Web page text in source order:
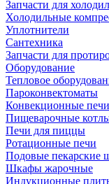
Запчасти для
Холодильные
Уплотнители
Сантехника
Запчасти для
Оборудование
Тепловое
Пароконвектоматы
Конвекционные печи
Пищеварочные
Печи для пиццы
Ротационные печи
Подовые пекарские
Шкафы жарочные
Индукционные